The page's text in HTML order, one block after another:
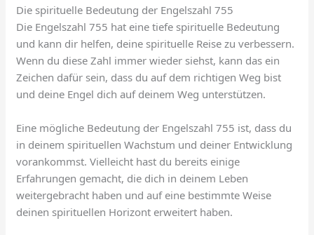
Die spirituelle Bedeutung der Engelszahl 755
Die Engelszahl 755 hat eine tiefe spirituelle Bedeutung
und kann dir helfen, deine spirituelle Reise zu verbessern.
Wenn du diese Zahl immer wieder siehst, kann das ein
Zeichen dafür sein, dass du auf dem richtigen Weg bist
und deine Engel dich auf deinem Weg unterstützen.
Eine mögliche Bedeutung der Engelszahl 755 ist, dass du
in deinem spirituellen Wachstum und deiner Entwicklung
vorankommst. Vielleicht hast du bereits einige
Erfahrungen gemacht, die dich in deinem Leben
weitergebracht haben und auf eine bestimmte Weise
deinen spirituellen Horizont erweitert haben.